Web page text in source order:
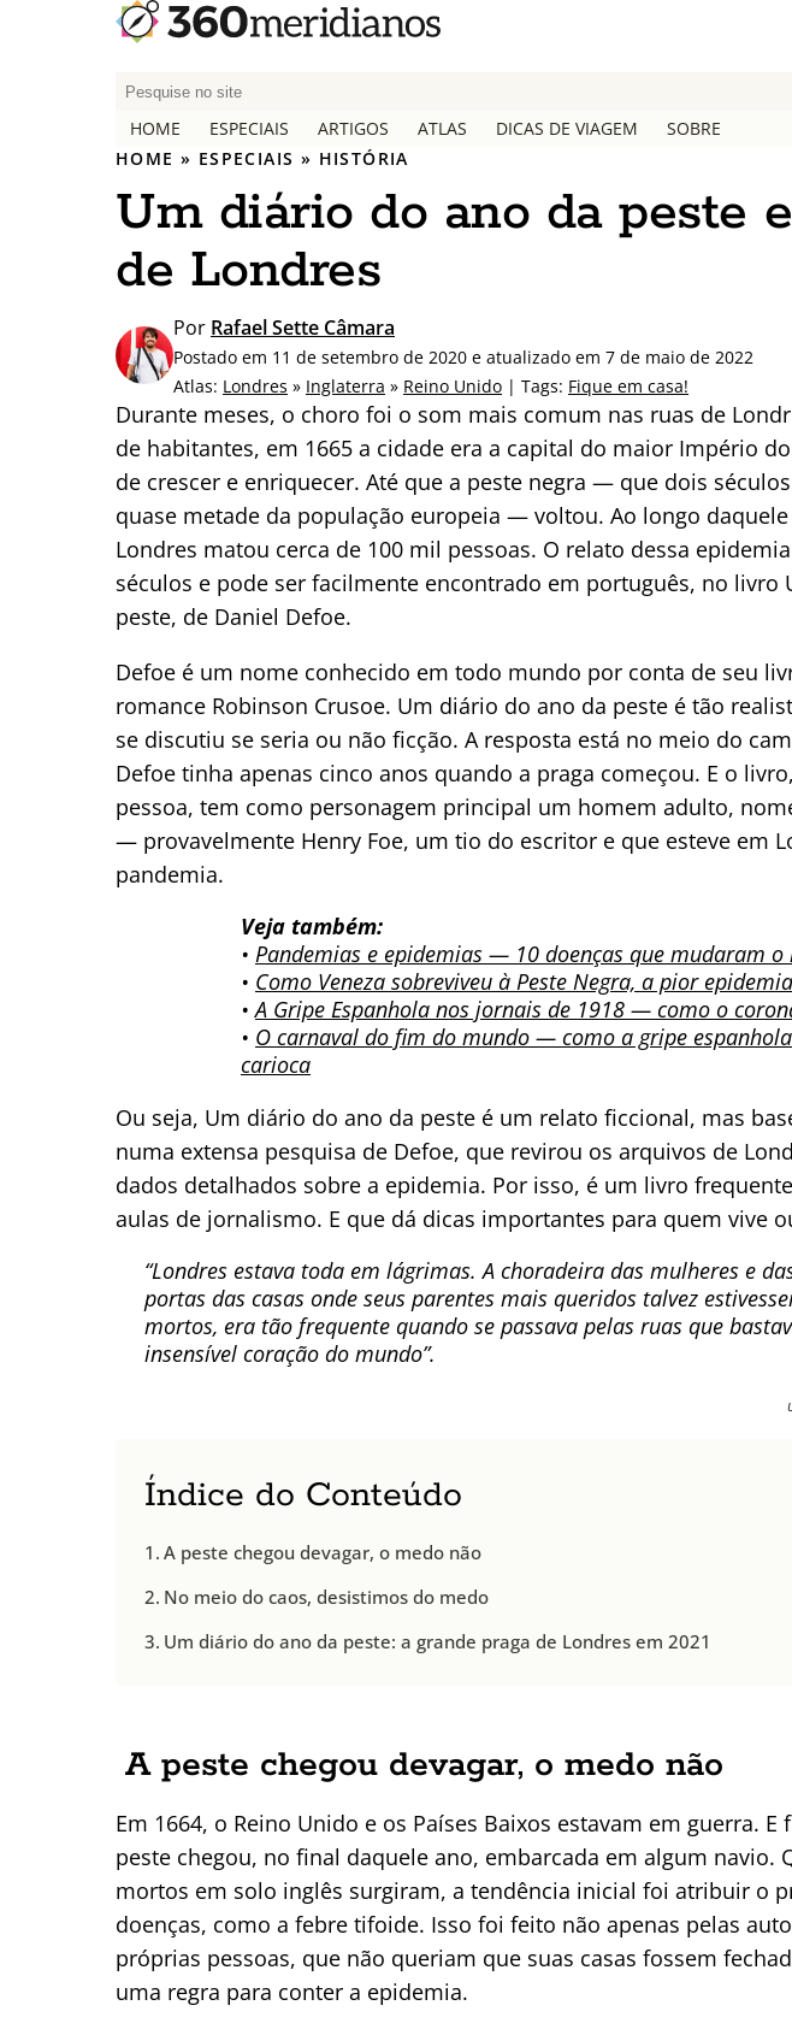
P
q
u
s
a
p
o
r
:
HOME ESPECIAIS ARTIGOS ATLAS DICAS DE VIAGEM SOBRE
HOME » ESPECIAIS » HISTÓRIA
Um diário do ano da peste
de Londres
Por Rafael Sette Câmara
Postado em 11 de setembro de 2020 e atualizado em 7 de maio de 2022
Atlas: Londres » Inglaterra » Reino Unido | Tags: Fique em casa!
Durante meses, o choro foi o som mais comum nas ruas de
de habitantes, em 1665 a cidade era a capital do maior Império
de crescer e enriquecer. Até que a peste negra — que dois
quase metade da população europeia — voltou. Ao longo
Londres matou cerca de 100 mil pessoas. O relato dessa
séculos e pode ser facilmente encontrado em português, no livro
peste, de Daniel Defoe.
Defoe é um nome conhecido em todo mundo por conta de seu
romance Robinson Crusoe. Um diário do ano da peste é tão
se discutiu se seria ou não ficção. A resposta está no meio do
Defoe tinha apenas cinco anos quando a praga começou. E o
pessoa, tem como personagem principal um homem adulto,
— provavelmente Henry Foe, um tio do escritor e que esteve em
pandemia.
Veja também:
• Pandemias e epidemias — 10 doenças que mudaram o
• Como Veneza sobreviveu à Peste Negra, a pior
•A Gripe Espanhola nos jornais de 1918 — como o
• O carnaval do fim do mundo — como a gripe
carioca
Ou seja, Um diário do ano da peste é um relato ficcional, mas
numa extensa pesquisa de Defoe, que revirou os arquivos de
dados detalhados sobre a epidemia. Por isso, é um livro
aulas de jornalismo. E que dá dicas importantes para quem vive
“Londres estava toda em lágrimas. A choradeira das mulheres e
portas das casas onde seus parentes mais queridos talvez
mortos, era tão frequente quando se passava pelas ruas que
insensível coração do mundo”.
Índice do Conteúdo
A peste chegou devagar, o medo não
No meio do caos, desistimos do medo
Um diário do ano da peste: a grande praga de Londres em 2021
A peste chegou devagar, o medo não
Em 1664, o Reino Unido e os Países Baixos estavam em guerra.
peste chegou, no final daquele ano, embarcada em algum navio.
mortos em solo inglês surgiram, a tendência inicial foi atribuir o
doenças, como a febre tifoide. Isso foi feito não apenas pelas
próprias pessoas, que não queriam que suas casas fossem
uma regra para conter a epidemia.